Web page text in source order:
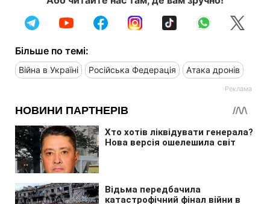
Більше по темі:
Війна в Україні Російська Федерація Атака дронів